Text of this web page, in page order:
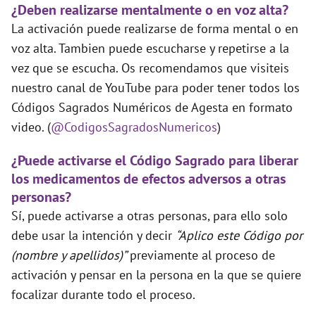
¿Deben realizarse mentalmente o en voz alta?
La activación puede realizarse de forma mental o en
voz alta. Tambien puede escucharse y repetirse a la
vez que se escucha. Os recomendamos que visiteis
nuestro canal de YouTube para poder tener todos los
Códigos Sagrados Numéricos de Agesta en formato
video. (@CodigosSagradosNumericos)
¿Puede activarse el Código Sagrado para liberar
los medicamentos de efectos adversos a otras
personas?
Sí, puede activarse a otras personas, para ello solo
debe usar la intención y decir “Aplico este Código por
(nombre y apellidos)”previamente al proceso de
activación y pensar en la persona en la que se quiere
focalizar durante todo el proceso.